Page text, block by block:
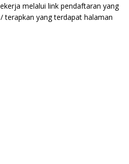
melalui link pendaftaran yang
terapkan yang terdapat halaman